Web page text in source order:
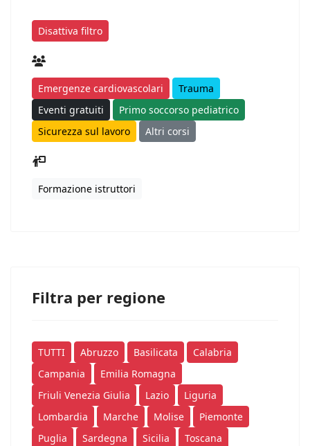
Disattiva filtro
Emergenze cardiovascolari
Trauma
Eventi gratuiti
Primo soccorso pediatrico
Sicurezza sul lavoro
Altri corsi
Formazione istruttori
Filtra per regione
TUTTI Abruzzo Basilicata
Calabria
Campania
Emilia Romagna
Friuli Venezia Giulia
Lazio
Liguria
Lombardia
Marche Molise
Piemonte
Puglia
Sardegna Sicilia
Toscana